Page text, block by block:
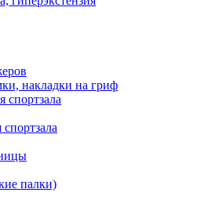
накладки на гриф
спортзала
палки)